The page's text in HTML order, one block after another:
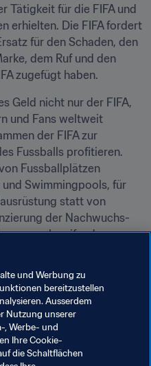
Tätigkeit für die FIFA und
erhielten. Die FIFA fordert
für den Schaden, den
dem Ruf und den
zugefügt haben.
Geld nicht nur der FIFA,
und Fans weltweit
der FIFA zur
Fussballs profitieren.
Fussballplätzen
Swimmingpools, für
statt von
der Nachwuchs-
ausschweifenden
ursprünglichen
und zur Förderung des
betonte Infantino.
und Werbung zu
bereitzustellen
Ausserdem
Nutzung unserer
, Werbe- und
Ihre Cookie-
die Schaltflächen